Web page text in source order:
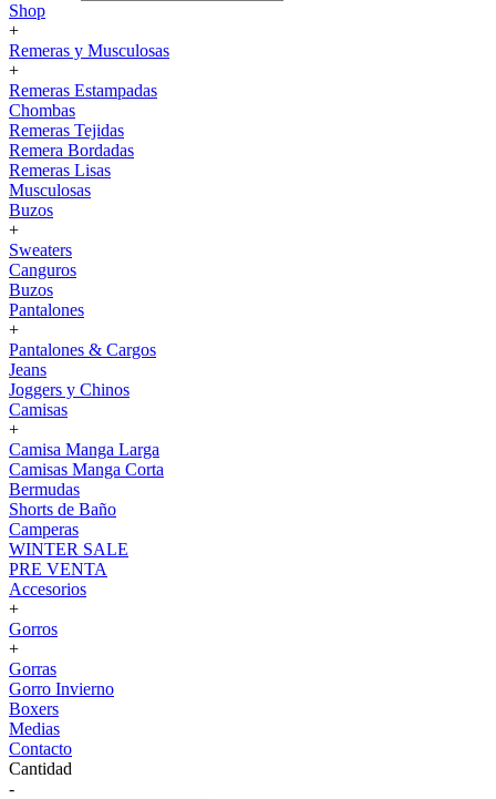
Shop
+
Remeras y Musculosas
+
Remeras Estampadas
Chombas
Remeras Tejidas
Remera Bordadas
Remeras Lisas
Musculosas
Buzos
+
Sweaters
Canguros
Buzos
Pantalones
+
Pantalones & Cargos
Jeans
Joggers y Chinos
Camisas
+
Camisa Manga Larga
Camisas Manga Corta
Bermudas
Shorts de Baño
Camperas
WINTER SALE
PRE VENTA
Accesorios
+
Gorros
+
Gorras
Gorro Invierno
Boxers
Medias
Contacto
Cantidad
-